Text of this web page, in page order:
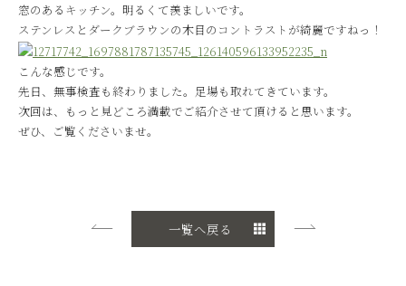
窓のあるキッチン。明るくて羨ましいです。
ステンレスとダークブラウンの木目のコントラストが綺麗ですねっ！
こんな感じです。
先日、無事検査も終わりました。足場も取れてきています。
次回は、もっと見どころ満載でご紹介させて頂けると思います。
ぜひ、ご覧くださいませ。
一覧へ戻る